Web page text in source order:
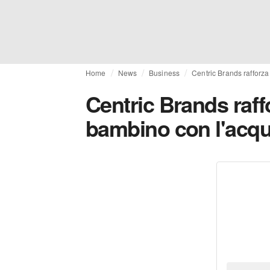
Home News Business Centric Brands
Centric Brands
bambino con